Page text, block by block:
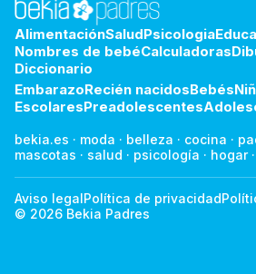
AlimentaciónSaludPsicologia
Nombres de bebéCalculadoras
Diccionario
EmbarazoRecién nacidosBebés
EscolaresPreadolescentes
bekia.es · moda · belleza · cocina ·
mascotas · salud · psicología · hogar·
Aviso legalPolítica de privacidad
© 2026 Bekia Padres